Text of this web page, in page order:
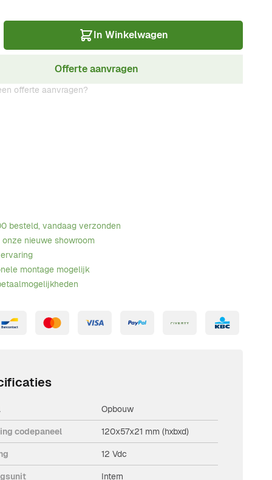
In Winkelwagen
Offerte aanvragen
offerte aanvragen?
besteld, vandaag verzonden
onze nieuwe showroom
montage mogelijk
Opbouw
codepaneel 120x57x21 mm (hxbxd)
12 Vdc
Intern